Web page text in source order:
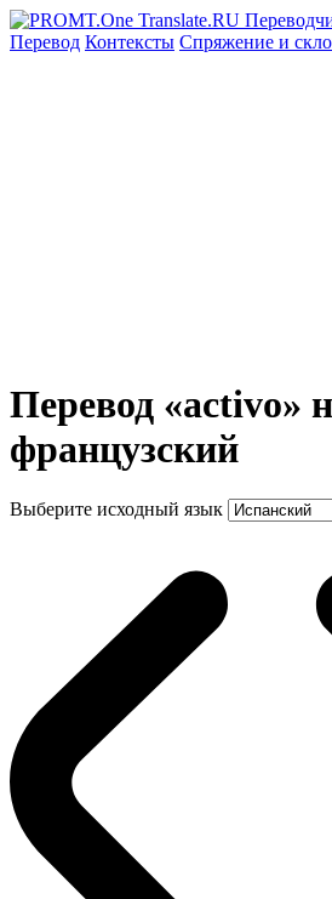
Перевод Контексты Спряжение и
Перевод «activo»
французский
Выберите исходный язык